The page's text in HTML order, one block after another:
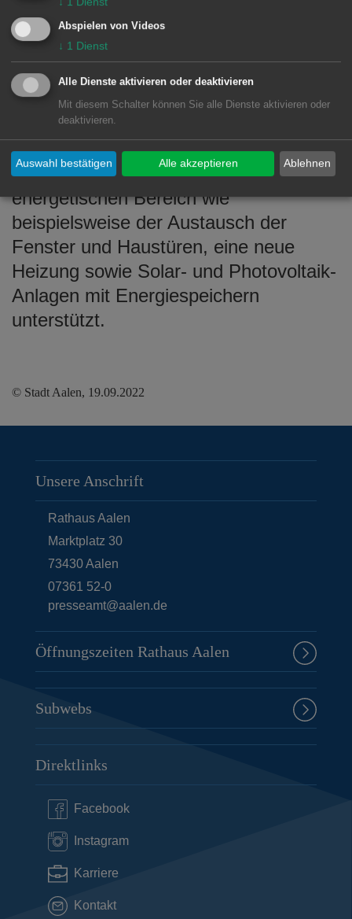
umfassende Modernisierung von
Bestandswohngebäuden, die vor 1980
errichtet wurden, fördert. Hierbei
werden sowohl Maßnahmen an der
äußeren Gebäudehülle wie
beispielsweise Fassaden- und
Dachdämmung, als auch im
energetischen Bereich wie
beispielsweise der Austausch der
Fenster und Haustüren, eine neue
Heizung sowie Solar- und Photovoltaik-
Anlagen mit Energiespeichern
unterstützt.
© Stadt Aalen, 19.09.2022
Unsere Anschrift
Rathaus Aalen
Marktplatz 30
73430Aalen
07361 52-0
presseamt@aalen.de
Öffnungszeiten Rathaus Aalen
Subwebs
Direktlinks
Facebook
Instagram
Karriere
Kontakt
Abspielen von Videos
↓ 1 Dienst
Alle Dienste aktivieren oder deaktivieren
Mit diesem Schalter können Sie alle Dienste aktivieren oder
deaktivieren.
Ablehnen
Auswahl bestätigen Alle akzeptieren